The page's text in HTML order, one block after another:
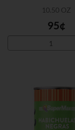
10.50 OZ
95¢